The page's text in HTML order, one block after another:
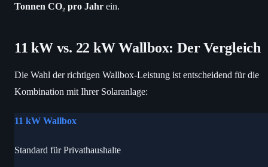
Tonnen CO₂ pro Jahr ein.
11 kW vs. 22 kW Wallbox: Der Vergleich
Die Wahl der richtigen Wallbox-Leistung ist entscheidend für die
Kombination mit Ihrer Solaranlage:
11 kW Wallbox
Standard für Privathaushalte